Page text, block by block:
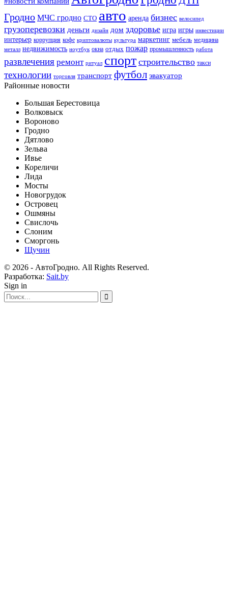
Гродно МЧС гродно СТО авто аренда бизнес велосипед
грузоперевозки деньги дизайн дом здоровье игра игры инвестиции
интерьер коррупция кофе криптовалюты культура маркетинг мебель медицина
металл недвижимость ноутбук окна отдых пожар промышленность работа
развлечения ремонт ритуал спорт строительство такси
технологии торговля транспорт футбол эвакуатор
Районные новости
Большая Берестовица
Волковыск
Вороново
Гродно
Дятлово
Зельва
Ивье
Кореличи
Лида
Мосты
Новогрудок
Островец
Ошмяны
Свислочь
Слоним
Сморгонь
Щучин
© 2026 - АвтоГродно. All Rights Reserved.
Разработка: Sait.by
Sign in